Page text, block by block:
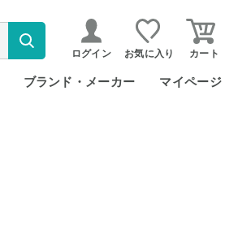
ログイン お気に入り カート
ブランド・メーカー マイページ